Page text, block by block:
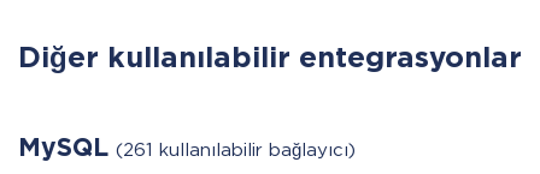
Diğer kullanılabilir entegrasyonlar
MySQL (261 kullanılabilir bağlayıcı)